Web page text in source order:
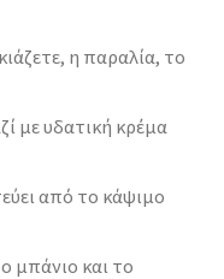
η παραλία, το
με υδατική κρέμα
από το κάψιμο
μπάνιο και το